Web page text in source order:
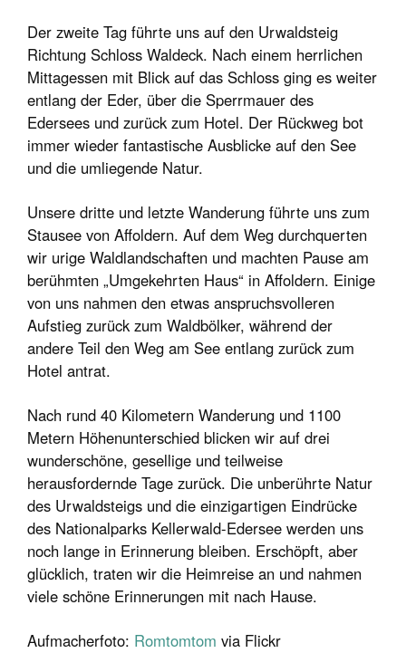
Der zweite Tag führte uns auf den Urwaldsteig
Richtung Schloss Waldeck. Nach einem herrlichen
Mittagessen mit Blick auf das Schloss ging es weiter
entlang der Eder, über die Sperrmauer des
Edersees und zurück zum Hotel. Der Rückweg bot
immer wieder fantastische Ausblicke auf den See
und die umliegende Natur.
Unsere dritte und letzte Wanderung führte uns zum
Stausee von Affoldern. Auf dem Weg durchquerten
wir urige Waldlandschaften und machten Pause am
berühmten „Umgekehrten Haus“ in Affoldern. Einige
von uns nahmen den etwas anspruchsvolleren
Aufstieg zurück zum Waldbölker, während der
andere Teil den Weg am See entlang zurück zum
Hotel antrat.
Nach rund 40 Kilometern Wanderung und 1100
Metern Höhenunterschied blicken wir auf drei
wunderschöne, gesellige und teilweise
herausfordernde Tage zurück. Die unberührte Natur
des Urwaldsteigs und die einzigartigen Eindrücke
des Nationalparks Kellerwald-Edersee werden uns
noch lange in Erinnerung bleiben. Erschöpft, aber
glücklich, traten wir die Heimreise an und nahmen
viele schöne Erinnerungen mit nach Hause.
Aufmacherfoto: Romtomtom via Flickr